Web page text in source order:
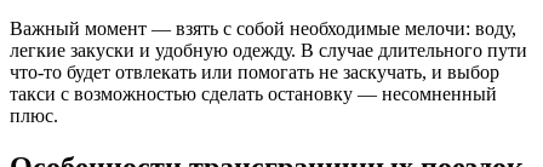
Важный момент — взять с собой необходимые мелочи: воду,
легкие закуски и удобную одежду. В случае длительного пути
что-то будет отвлекать или помогать не заскучать, и выбор
такси с возможностью сделать остановку — несомненный
плюс.